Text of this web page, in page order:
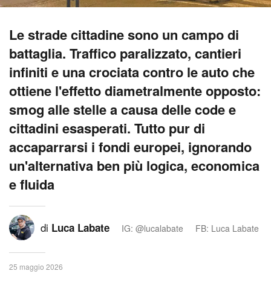
Le strade cittadine sono un campo di
battaglia. Traffico paralizzato, cantieri
infiniti e una crociata contro le auto che
ottiene l'effetto diametralmente opposto:
smog alle stelle a causa delle code e
cittadini esasperati. Tutto pur di
accaparrarsi i fondi europei, ignorando
un'alternativa ben più logica, economica
e fluida
di Luca Labate IG: @lucalabate FB: Luca Labate
25 maggio 2026